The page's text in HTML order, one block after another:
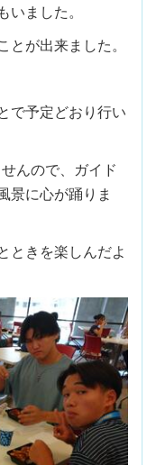
ました。
が出来ました。
で予定どおり行い
んので、ガイド
景に心が踊りま
ときを楽しんだよ